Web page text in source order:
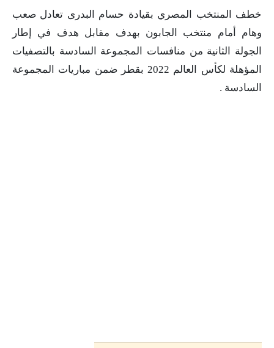
خطف المنتخب المصري بقيادة حسام البدرى تعادل صعب
وهام أمام منتخب الجابون بهدف مقابل هدف في إطار
الجولة الثانية من منافسات المجموعة السادسة بالتصفيات
المؤهلة لكأس العالم 2022 بقطر ضمن مباريات المجموعة
السادسة .